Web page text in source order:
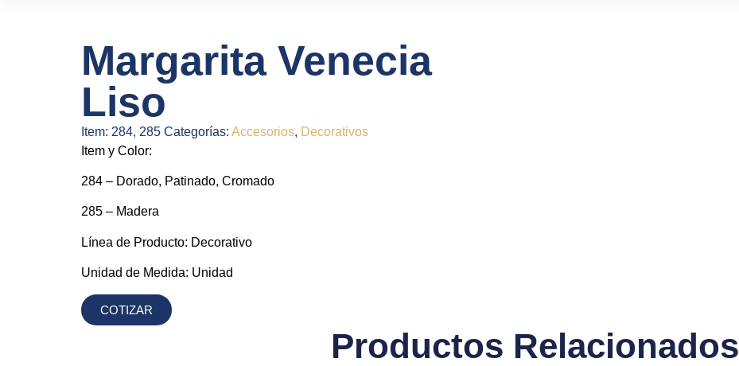
Margarita Venecia
Liso
Item: 284, 285 Categorías: Accesorios, Decorativos
Item y Color:
284 – Dorado, Patinado, Cromado
285 – Madera
Línea de Producto: Decorativo
Unidad de Medida: Unidad
COTIZAR
Productos Relacionados